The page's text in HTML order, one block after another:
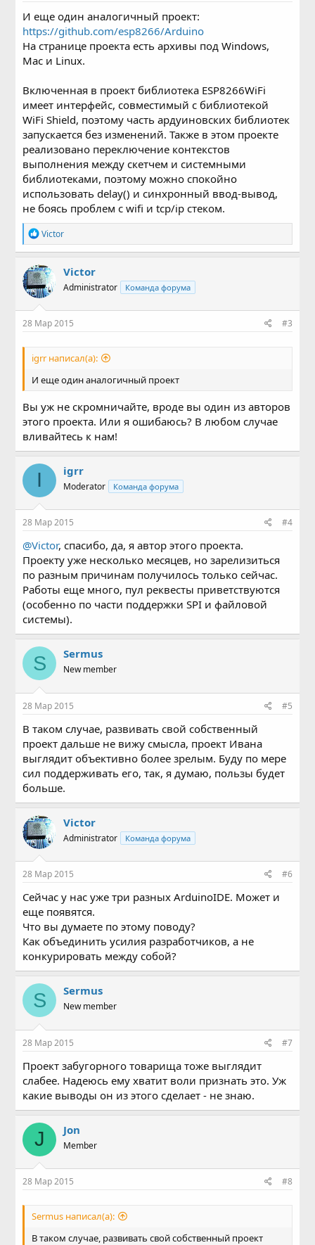
И еще один аналогичный проект:
https://github.com/esp8266/Arduino
На странице проекта есть архивы под Windows,
Mac и Linux.
Включенная в проект библиотека ESP8266WiFi
имеет интерфейс, совместимый с библиотекой
WiFi Shield, поэтому часть ардуиновских библиотек
запускается без изменений. Также в этом проекте
реализовано переключение контекстов
выполнения между скетчем и системными
библиотеками, поэтому можно спокойно
использовать delay() и синхронный ввод-вывод,
не боясь проблем с wifi и tcp/ip стеком.
Р
е
а
к
ц
и
и
:
Victor
Victor
Administrator Команда форума
28 Мар 2015 #3
igrr написал(а):
И еще один аналогичный проект
Вы уж не скромничайте, вроде вы один из авторов
этого проекта. Или я ошибаюсь? В любом случае
вливайтесь к нам!
I igrr
Moderator Команда форума
28 Мар 2015 #4
@Victor, спасибо, да, я автор этого проекта.
Проекту уже несколько месяцев, но зарелизиться
по разным причинам получилось только сейчас.
Работы еще много, пул реквесты приветствуются
(особенно по части поддержки SPI и файловой
системы).
S Sermus
New member
28 Мар 2015 #5
В таком случае, развивать свой собственный
проект дальше не вижу смысла, проект Ивана
выглядит объективно более зрелым. Буду по мере
сил поддерживать его, так, я думаю, пользы будет
больше.
Victor
Administrator Команда форума
28 Мар 2015 #6
Сейчас у нас уже три разных ArduinoIDE. Может и
еще появятся.
Что вы думаете по этому поводу?
Как объединить усилия разработчиков, а не
конкурировать между собой?
S Sermus
New member
28 Мар 2015 #7
Проект забугорного товарища тоже выглядит
слабее. Надеюсь ему хватит воли признать это. Уж
какие выводы он из этого сделает - не знаю.
J Jon
Member
28 Мар 2015 #8
Sermus написал(а):
В таком случае, развивать свой собственный проект